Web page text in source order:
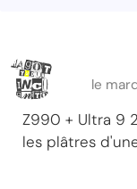
le
Z990 + Ultra 9
les plâtres